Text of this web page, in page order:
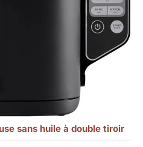
sans huile à double tiroir